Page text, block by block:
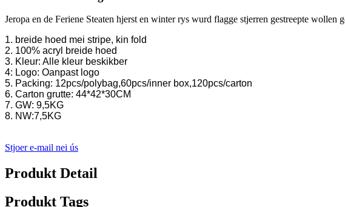
Jeropa en de Feriene Steaten hjerst en winter rys wurd flagge stjerren gestreepte
1. breide hoed mei stripe, kin fold
2. 100% acryl breide hoed
3. Kleur: Alle kleur beskikber
4: Logo: Oanpast logo
5. Packing: 12pcs/polybag,60pcs/inner box,120pcs/carton
6. Carton grutte: 44*42*30CM
7. GW: 9,5KG
8. NW:7,5KG
Stjoer e-mail nei ús
Produkt Detail
Produkt Tags